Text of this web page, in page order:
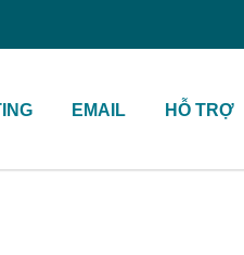
EMAIL HỖ TRỢ